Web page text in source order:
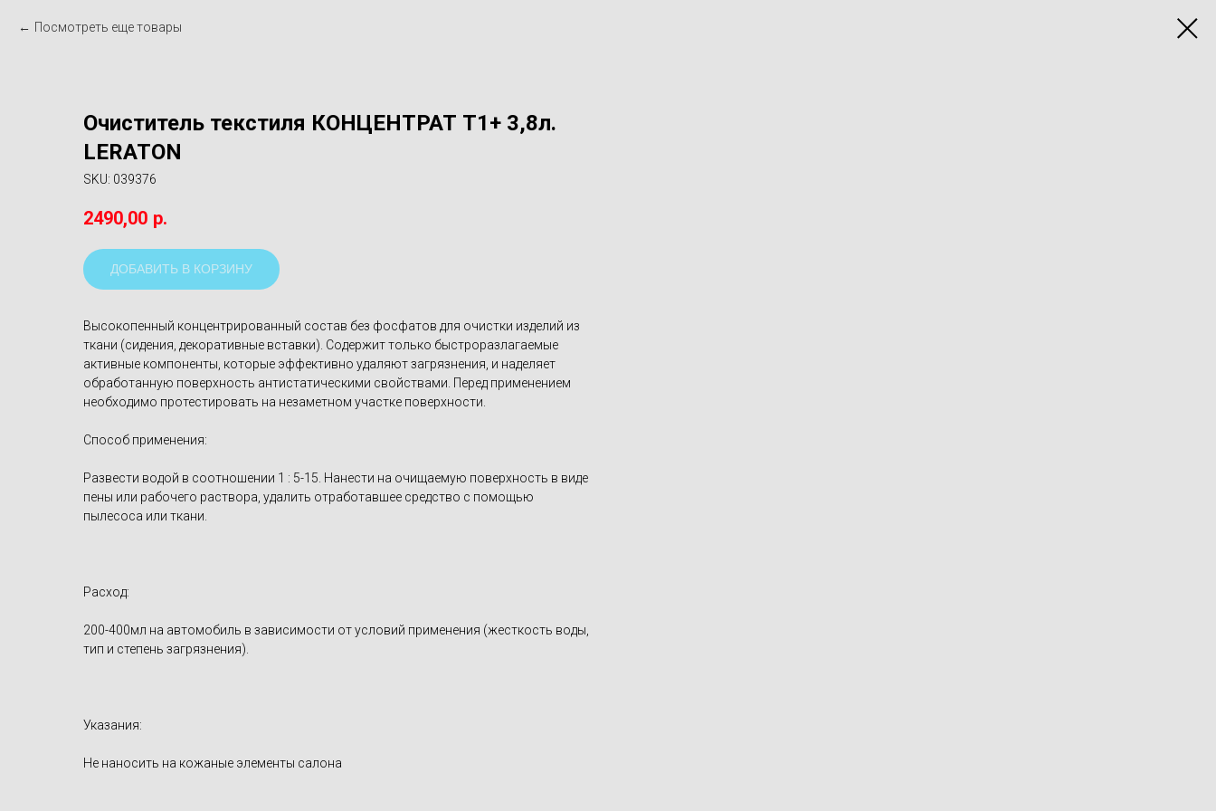
Посмотреть еще товары
Очиститель текстиля КОНЦЕНТРАТ T1+ 3,8л.
LERATON
SKU: 039376
2490,00 р.
ДОБАВИТЬ В КОРЗИНУ
Высокопенный концентрированный состав без фосфатов для очистки изделий из
ткани (сидения, декоративные вставки). Содержит только быстроразлагаемые
активные компоненты, которые эффективно удаляют загрязнения, и наделяет
обработанную поверхность антистатическими свойствами. Перед применением
необходимо протестировать на незаметном участке поверхности.
Способ применения:
Развести водой в соотношении 1 : 5-15. Нанести на очищаемую поверхность в виде
пены или рабочего раствора, удалить отработавшее средство с помощью
пылесоса или ткани.
Расход:
200-400мл на автомобиль в зависимости от условий применения (жесткость воды,
тип и степень загрязнения).
Указания:
Не наносить на кожаные элементы салона